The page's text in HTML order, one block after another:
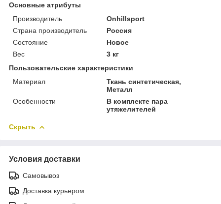
Основные атрибуты
Производитель
Onhillsport
Страна производитель
Россия
Состояние
Новое
Вес
3 кг
Пользовательские характеристики
Материал
Ткань синтетическая,
Металл
Особенности
В комплекте пара
утяжелителей
Скрыть
Условия доставки
Самовывоз
Доставка курьером